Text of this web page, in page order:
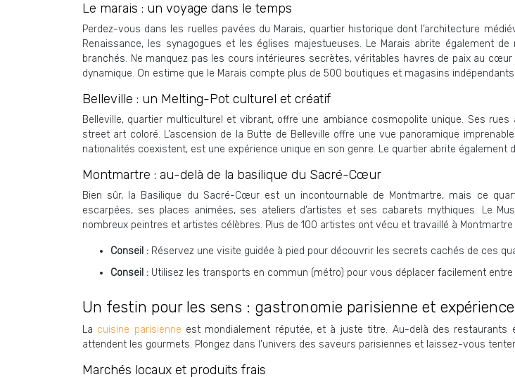
Le marais : un voyage dans le temps
Perdez-vous dans les ruelles pavées du Marais, quartier historique dont l’architecture
Renaissance, les synagogues et les églises majestueuses. Le Marais abrite également
branchés. Ne manquez pas les cours intérieures secrètes, véritables havres de paix au
dynamique. On estime que le Marais compte plus de 500 boutiques et magasins indépendants.
Belleville : un Melting-Pot culturel et créatif
Belleville, quartier multiculturel et vibrant, offre une ambiance cosmopolite unique. Ses
street art coloré. L’ascension de la Butte de Belleville offre une vue panoramique
nationalités coexistent, est une expérience unique en son genre. Le quartier abrite
Montmartre : au-delà de la basilique du Sacré-Cœur
Bien sûr, la Basilique du Sacré-Cœur est un incontournable de Montmartre, mais ce
escarpées, ses places animées, ses ateliers d’artistes et ses cabarets mythiques. Le
nombreux peintres et artistes célèbres. Plus de 100 artistes ont vécu et travaillé à
Conseil : Réservez une visite guidée à pied pour découvrir les secrets cachés de ces
Conseil : Utilisez les transports en commun (métro) pour vous déplacer facilement
Un festin pour les sens : gastronomie parisienne et
La cuisine parisienne est mondialement réputée, et à juste titre. Au-delà des restaurants
attendent les gourmets. Plongez dans l’univers des saveurs parisiennes et laissez-vous
Marchés locaux et produits frais